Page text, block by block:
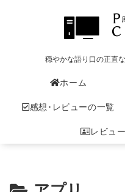
穏やかな語り口の正直
ホーム
感想･レビューの一覧
レビュ